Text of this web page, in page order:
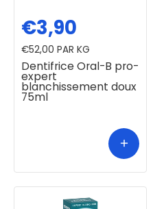
Dentifrice Oral-B pro-
expert
blanchissement doux
75ml
€3,90
€52,00 PAR KG